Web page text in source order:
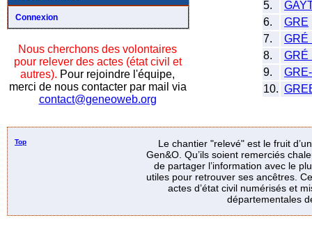
Connexion
Nous cherchons des volontaires
pour relever des actes (état civil et
autres). Pour rejoindre l'équipe,
merci de nous contacter par mail via
contact@geneoweb.org
5.
6.
GRE
7.
GRÉ
8.
GRÉ
9.
10.
Top
Le chantier "relevé" est le fruit
Gen&O. Qu’ils soient remerciés
de partager l’information avec le
utiles pour retrouver ses ancêtres.
actes d’état civil numérisés et
départementales